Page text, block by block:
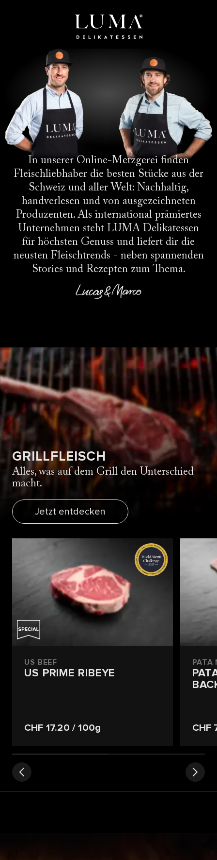
In unserer Online-Metzgerei finden
Fleischliebhaber die besten Stücke aus der
Schweiz und aller Welt: Nachhaltig,
handverlesen und von ausgezeichneten
Produzenten. Als international prämiertes
Unternehmen steht LUMA Delikatessen
für höchsten Genuss und liefert dir die
neusten Fleischtrends - neben spannenden
Stories und Rezepten zum Thema.
GRILLFLEISCH
Alles, was auf dem Grill den Unterschied
macht.
Jetzt entdecken
US BEEF
US PRIME RIBEYE
CHF 17.20 / 100g
PATA
CHF